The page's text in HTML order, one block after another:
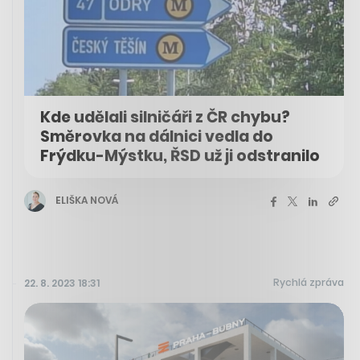
Kde udělali silničáři z ČR chybu?
Směrovka na dálnici vedla do
Frýdku-Mýstku, ŘSD už ji odstranilo
ELIŠKA NOVÁ
22. 8. 2023 18:31 Rychlá zpráva